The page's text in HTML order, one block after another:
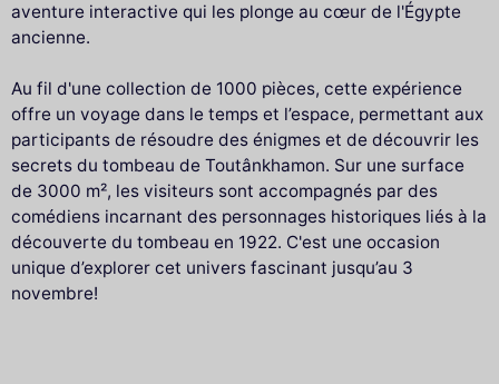
aventure interactive qui les plonge au cœur de l'Égypte
ancienne.
Au fil d'une collection de 1000 pièces, cette expérience
offre un voyage dans le temps et l’espace, permettant aux
participants de résoudre des énigmes et de découvrir les
secrets du tombeau de Toutânkhamon. Sur une surface
de 3000 m², les visiteurs sont accompagnés par des
comédiens incarnant des personnages historiques liés à la
découverte du tombeau en 1922. C'est une occasion
unique d’explorer cet univers fascinant jusqu’au 3
novembre!